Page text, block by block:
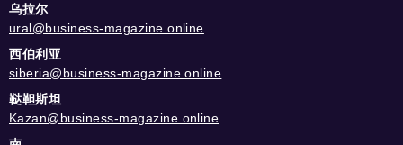
乌拉尔
ural@business-magazine.online
西伯利亚
siberia@business-magazine.online
鞑靼斯坦
Kazan@business-magazine.online